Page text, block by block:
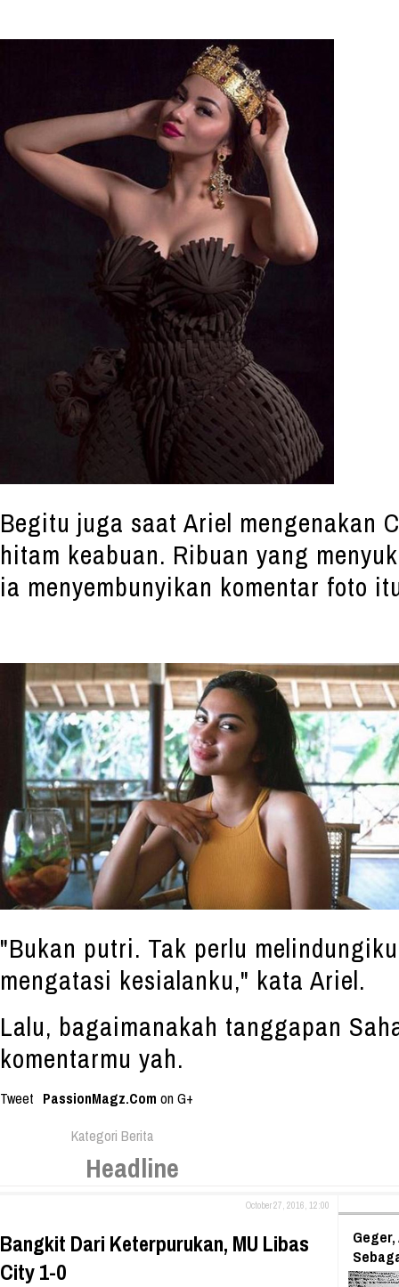
Begitu juga saat Ariel mengenakan
hitam keabuan. Ribuan yang
ia menyembunyikan komentar foto
"Bukan putri. Tak perlu
mengatasi kesialanku," kata Ariel.
Lalu, bagaimanakah tanggapan
komentarmu yah.
Tweet PassionMagz.Com on G+
Kategori Berita
Headline
October 27, 2016, 12:00
Bangkit Dari Keterpurukan, MU Libas
City 1-0